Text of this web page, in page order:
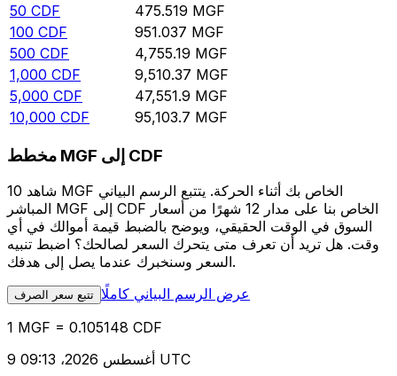
50 CDF 475.519 MGF
100 CDF 951.037 MGF
500 CDF 4,755.19 MGF
1,000 CDF 9,510.37 MGF
5,000 CDF 47,551.9 MGF
10,000 CDF 95,103.7 MGF
مخطط MGF إلى CDF
شاهد 10 MGF الخاص بك أثناء الحركة. يتتبع الرسم البياني
المباشر MGF إلى CDF الخاص بنا على مدار 12 شهرًا من أسعار
السوق في الوقت الحقيقي، ويوضح بالضبط قيمة أموالك في أي
وقت. هل تريد أن تعرف متى يتحرك السعر لصالحك؟ اضبط تنبيه
السعر وسنخبرك عندما يصل إلى هدفك.
تتبع سعر الصرف عرض الرسم البياني كاملًا
1 MGF = 0.105148 CDF
9 أغسطس 2026، 09:13 UTC